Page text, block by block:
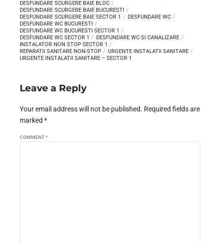
DESFUNDARE SCURGERE BAIE BLOC
DESFUNDARE SCURGERE BAIE BUCURESTI
DESFUNDARE SCURGERE BAIE SECTOR 1
DESFUNDARE WC
DESFUNDARE WC BUCURESTI
DESFUNDARE WC BUCURESTI SECTOR 1
DESFUNDARE WC SECTOR 1
DESFUNDARE WC SI CANALIZARE
INSTALATOR NON STOP SECTOR 1
REPARATII SANITARE NON-STOP
URGENTE INSTALATII SANITARE
URGENTE INSTALATII SANITARE – SECTOR 1
Leave a Reply
Your email address will not be published. Required fields are
marked *
COMMENT*